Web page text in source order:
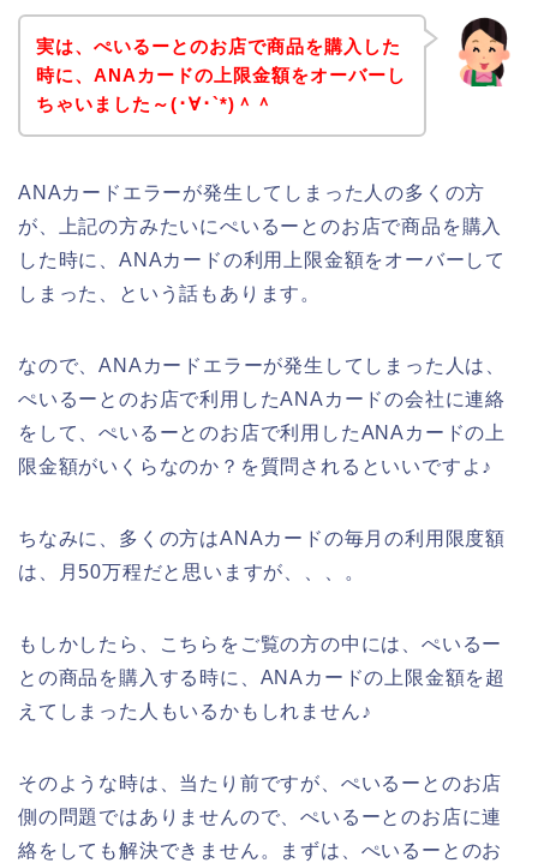
実は、ぺいるーとのお店で商品を購入した
時に、ANAカードの上限金額をオーバーし
ちゃいました～(･∀･`*)＾＾
ANAカードエラーが発生してしまった人の多くの方
が、上記の方みたいにぺいるーとのお店で商品を購入
した時に、ANAカードの利用上限金額をオーバーして
しまった、という話もあります。
なので、ANAカードエラーが発生してしまった人は、
ぺいるーとのお店で利用したANAカードの会社に連絡
をして、ぺいるーとのお店で利用したANAカードの上
限金額がいくらなのか？を質問されるといいですよ♪
ちなみに、多くの方はANAカードの毎月の利用限度額
は、月50万程だと思いますが、、、。
もしかしたら、こちらをご覧の方の中には、ぺいるー
との商品を購入する時に、ANAカードの上限金額を超
えてしまった人もいるかもしれません♪
そのような時は、当たり前ですが、ぺいるーとのお店
側の問題ではありませんので、ぺいるーとのお店に連
絡をしても解決できません。まずは、ぺいるーとのお